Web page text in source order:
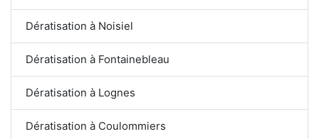
Dératisation à Noisiel
Dératisation à Fontainebleau
Dératisation à Lognes
Dératisation à Coulommiers